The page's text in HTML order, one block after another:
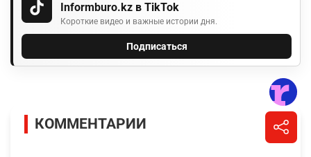
Informburo.kz в TikTok
Короткие видео и важные истории дня.
Подписаться
КОММЕНТАРИИ